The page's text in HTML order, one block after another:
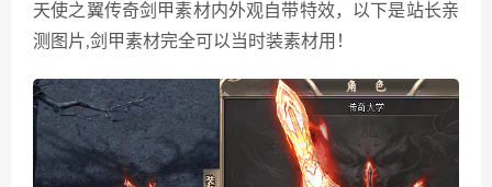
天使之翼传奇剑甲素材内外观自带特效，以下是站长亲
测图片,剑甲素材完全可以当时装素材用！